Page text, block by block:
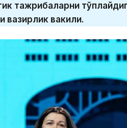
тажрибаларни
вазирлик вакили.